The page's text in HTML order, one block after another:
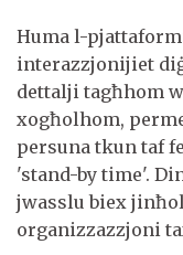
Huma l-
interazzjonijiet
dettalji tagħhom
xogħolhom,
persuna tkun taf
'stand-by time'.
jwasslu biex
organizzazzjoni